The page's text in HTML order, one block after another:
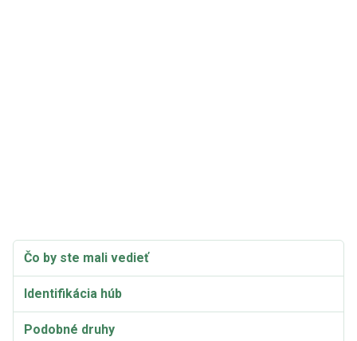
Čo by ste mali vedieť
Identifikácia húb
Podobné druhy